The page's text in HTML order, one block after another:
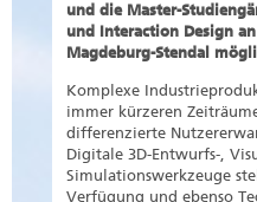
und die Master-
und Interaction Design
Magdeburg-Stendal
Komplexe
immer kürzeren
differenzierte
Digitale 3D-Entwurfs-,
Simulationswerkzeuge
Verfügung und ebenso